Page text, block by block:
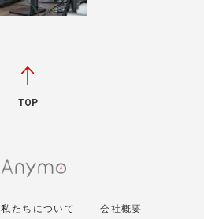
CONTACT
TOP
私たちについて 会社概要